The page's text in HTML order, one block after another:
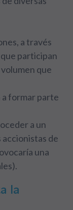
a través
participan
que
formar parte
a un
de
una
la